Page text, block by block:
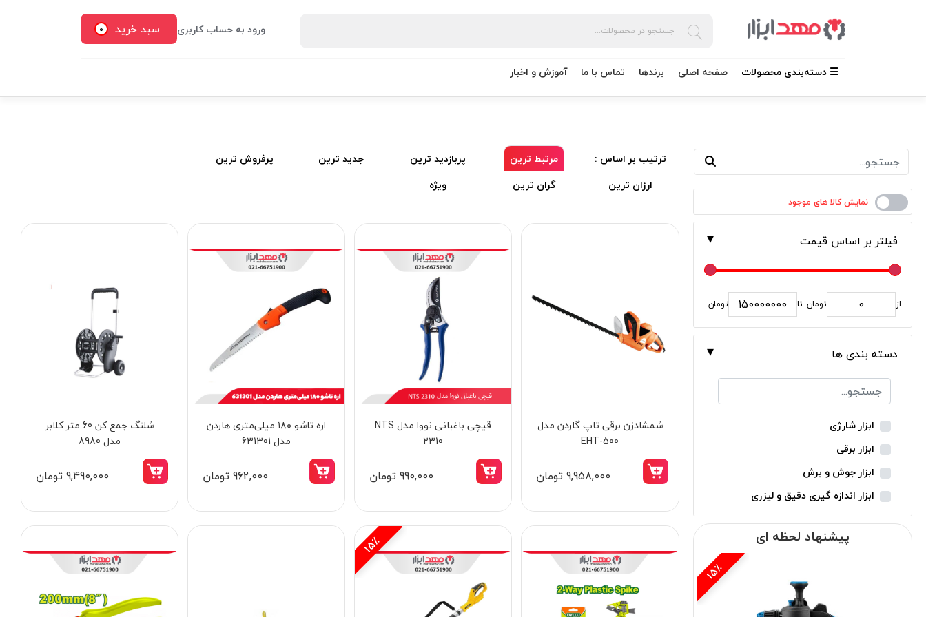
ورود به حساب کاربری سبد خرید 0
☰ دسته‌بندی محصولات صفحه اصلی برندها تماس با ما آموزش و اخبار
فیلتر بر اساس قیمت
از تومان تا تومان
دسته بندی ها
ابزار شارژی
ابزار برقی
ابزار جوش و برش
ابزار اندازه گیری دقیق و لیزری
ابزار باغبانی
ابزار نجاری
بدون دسته‌بندی
پیشنهاد لحظه ای
15٪ 15٪
ترتیب بر اساس : مرتبط ترین پربازدید ترین جدید ترین
پرفروش ترین
ارزان ترین
گران ترین ویژه
شمشاد‌زن برقی تاپ گاردن مدل
EHT-500
9,958,000 تومان
قیچی باغبانی نووا مدل NTS
2310
990,000 تومان
اره تاشو ۱۸۰ میلی‌متری هاردن
مدل 631301
962,000 تومان
شلنگ جمع‌ کن 60 متر کلابر
مدل 8980
9,490,000 تومان
15٪